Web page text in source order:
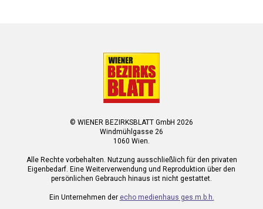
© WIENER BEZIRKSBLATT GmbH 2026
Windmühlgasse 26
1060 Wien.
Alle Rechte vorbehalten. Nutzung ausschließlich für den privaten
Eigenbedarf. Eine Weiterverwendung und Reproduktion über den
persönlichen Gebrauch hinaus ist nicht gestattet.
Ein Unternehmen der echo medienhaus ges.m.b.h.